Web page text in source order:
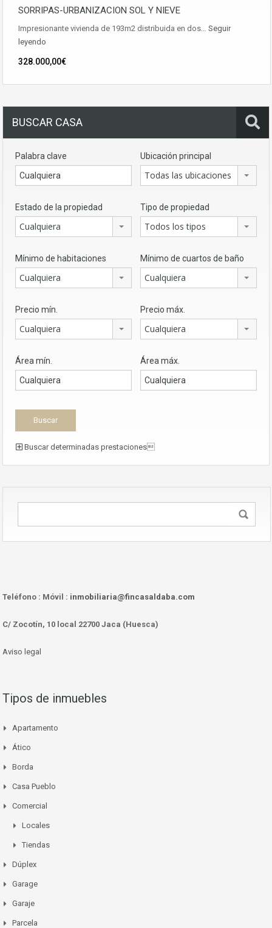
SORRIPAS-URBANIZACION SOL Y NIEVE
Impresionante vivienda de 193m2 distribuida en dos… Seguir
leyendo
328.000,00€
BUSCAR CASA
Palabra clave Ubicación principal
Todas las ubicaciones
Estado de la propiedad
Cualquiera
Tipo de propiedad
Todos los tipos
Mínimo de habitaciones
Cualquiera
Mínimo de cuartos de baño
Cualquiera
Precio mín.
Cualquiera
Precio máx.
Cualquiera
Área mín. Área máx.
Buscar determinadas prestaciones
Teléfono : Móvil : inmobiliaria@fincasaldaba.com
C/ Zocotín, 10 local 22700 Jaca (Huesca)
Aviso legal
Tipos de inmuebles
Apartamento
Ático
Borda
Casa Pueblo
Comercial
Locales
Tiendas
Dúplex
Garage
Garaje
Parcela